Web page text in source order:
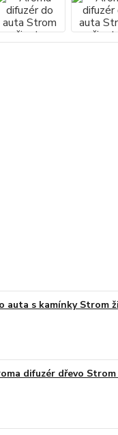
auta s kamínky Strom
difuzér dřevo